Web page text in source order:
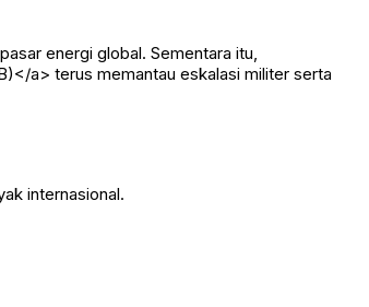
energi global. Sementara itu,
a> terus memantau eskalasi militer serta
internasional.